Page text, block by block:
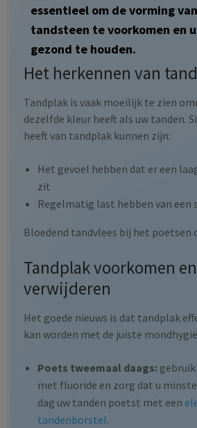
essentieel om de vorming
tandsteen te voorkomen en
gezond te houden.
Het herkennen van
Tandplak is vaak moeilijk te zien
dezelfde kleur heeft als uw tanden.
heeft van tandplak kunnen zijn:
Het gevoel hebben dat er een
zit
Regelmatig last hebben van een
Bloedend tandvlees bij het poetsen
Tandplak voorkomen en
verwijderen
Het goede nieuws is dat tandplak
kan worden met de juiste
Poets tweemaal daags:gebruik
met fluoride en zorg dat u
dag uw tanden poetst met een
tandenborstel.